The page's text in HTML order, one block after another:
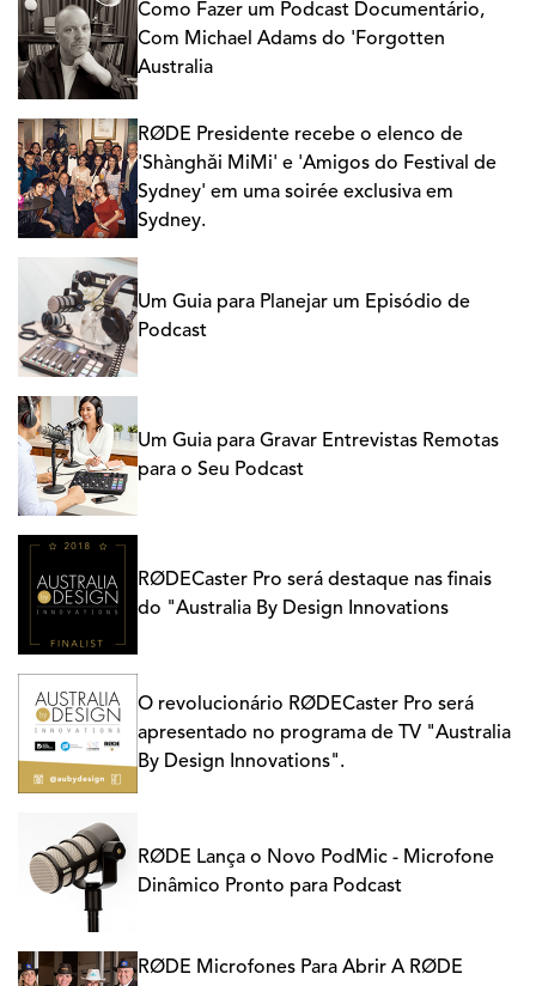
Como Fazer um Podcast Documentário,
Com Michael Adams do 'Forgotten
Australia
RØDE Presidente recebe o elenco de
'Shànghǎi MiMi' e 'Amigos do Festival de
Sydney' em uma soirée exclusiva em
Sydney.
Um Guia para Planejar um Episódio de
Podcast
Um Guia para Gravar Entrevistas Remotas
para o Seu Podcast
RØDECaster Pro será destaque nas finais
do "Australia By Design Innovations
O revolucionário RØDECaster Pro será
apresentado no programa de TV "Australia
By Design Innovations".
RØDE Lança o Novo PodMic - Microfone
Dinâmico Pronto para Podcast
RØDE Microfones Para Abrir A RØDE